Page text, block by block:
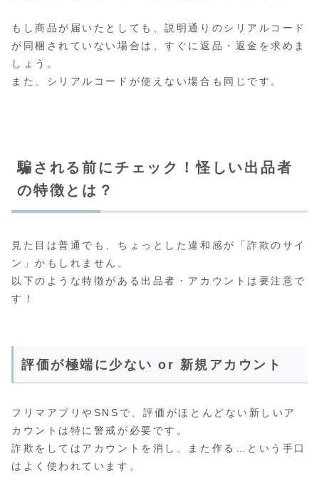
もし商品が届いたとしても、説明通りのシリアルコード
が同梱されていない場合は、すぐに返品・返金を求めま
しょう。
また、シリアルコードが使えない場合も同じです。
騙される前にチェック！怪しい出品者
の特徴とは？
見た目は普通でも、ちょっとした違和感が「詐欺のサイ
ン」かもしれません。
以下のような特徴がある出品者・アカウントは要注意で
す！
評価が極端に少ない or 新規アカウント
フリマアプリやSNSで、評価がほとんどない新しいア
カウントは特に警戒が必要です。
詐欺をしてはアカウントを消し、また作る…という手口
はよく使われています。